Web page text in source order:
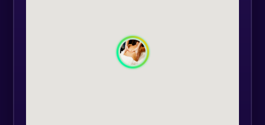
bine și ne crează o stare de